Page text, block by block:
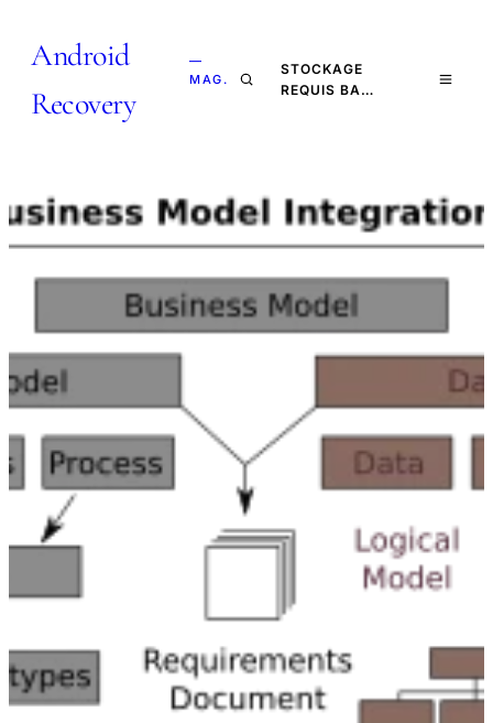
Android
Recovery
—
MAG.
STOCKAGE
REQUIS BA…